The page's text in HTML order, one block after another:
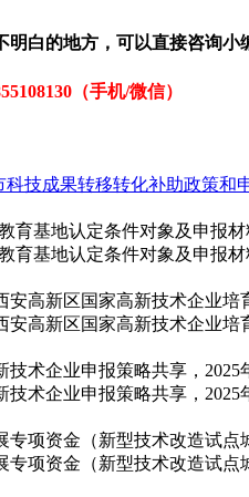
明白的地方，可以直接咨询小
（手机/微信）
技成果转移转化补助政策和
育基地认定条件对象及申报
育基地认定条件对象及申报
安高新区国家高新技术企业
安高新区国家高新技术企业
术企业申报策略共享，
术企业申报策略共享，
专项资金（新型技术改造试点
专项资金（新型技术改造试点